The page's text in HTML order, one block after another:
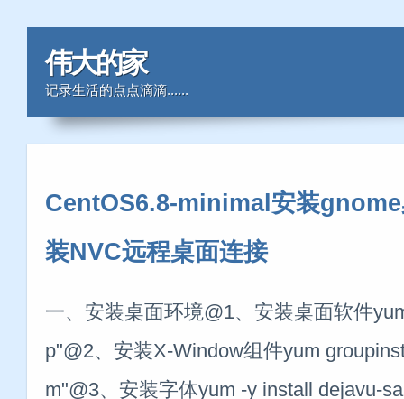
伟大的家
记录生活的点点滴滴......
CentOS6.8-minimal安装
装NVC远程桌面连接
一、安装桌面环境@1、安装桌面软件
p"@2、安装X-Window组件yum
m"@3、安装字体yum -y install dejavu-